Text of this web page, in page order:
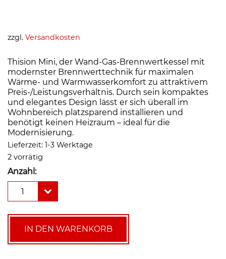
zzgl. Versandkosten
Thision Mini, der Wand-Gas-Brennwertkessel mit
modernster Brennwerttechnik für maximalen
Wärme- und Warmwasserkomfort zu attraktivem
Preis-/Leistungsverhältnis. Durch sein kompaktes
und elegantes Design lässt er sich überall im
Wohnbereich platzsparend installieren und
benötigt keinen Heizraum – ideal für die
Modernisierung.
Lieferzeit: 1-3 Werktage
2 vorrätig
Anzahl:
Thision
12
3,2
1
IN DEN WARENKORB